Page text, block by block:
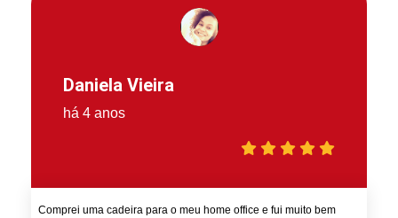
Daniela Vieira
há 4 anos
Comprei uma cadeira para o meu home office e fui muito bem